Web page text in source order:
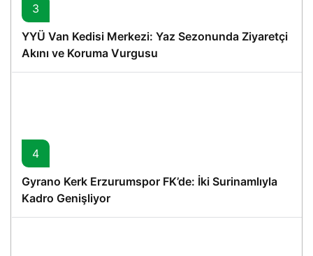
3
YYÜ Van Kedisi Merkezi: Yaz Sezonunda Ziyaretçi
Akını ve Koruma Vurgusu
4
Gyrano Kerk Erzurumspor FK’de: İki Surinamlıyla
Kadro Genişliyor